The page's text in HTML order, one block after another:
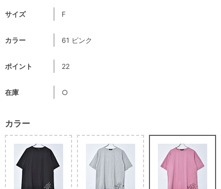
サイズ F
カラー 61 ピンク
ポイント 22
在庫 ○
カラー